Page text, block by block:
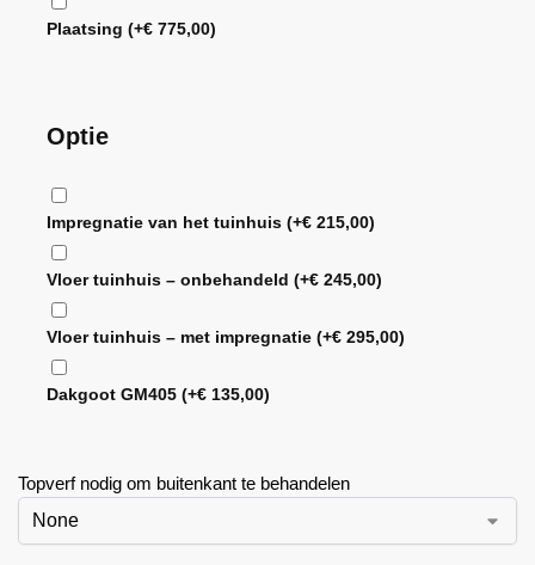
Plaatsing(+€ 775,00)
Optie
Impregnatie van het tuinhuis(+€ 215,00)
Vloer tuinhuis – onbehandeld(+€ 245,00)
Vloer tuinhuis – met impregnatie(+€ 295,00)
Dakgoot GM405(+€ 135,00)
Topverf nodig om buitenkant te behandelen